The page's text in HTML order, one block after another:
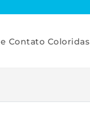
Contato Coloridas